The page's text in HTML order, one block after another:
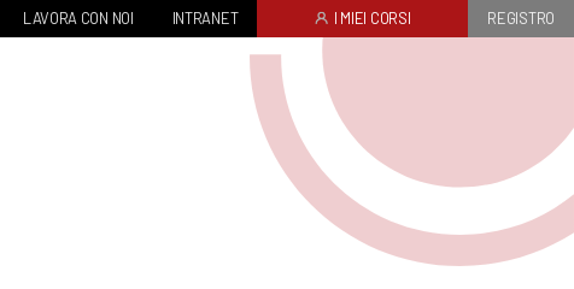
LAVORA CON NOI INTRANET I MIEI CORSI REGISTRO